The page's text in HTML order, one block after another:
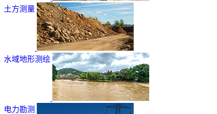
土方测量
水域地形测绘
电力勘测